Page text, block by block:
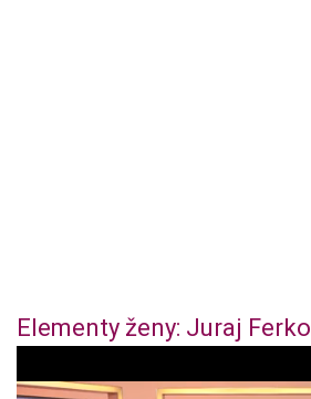
Elementy ženy: Juraj Ferko
f